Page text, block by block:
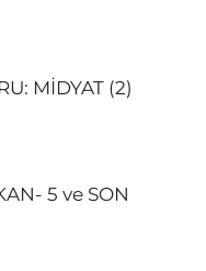
MİDYAT (2)
Doktor Nihat ÖZKAN- 5 ve SON